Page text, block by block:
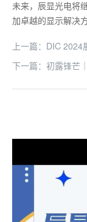
未来，辰显光电将
加卓越的显示解决方
上一篇：DIC 2024
下一篇：初露锋芒